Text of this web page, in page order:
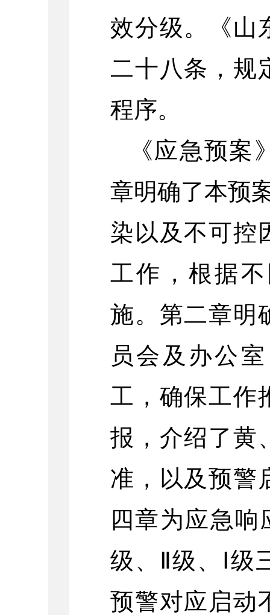
效分级。《山
二十八条，规
程序。
《应急预
章明确了本预
染以及不可控
工作，根据
施。第二章明
员会及办公
工，确保工作
报，介绍了黄
准，以及预警
四章为应急
级、Ⅱ级、Ⅰ级
预警对应启动